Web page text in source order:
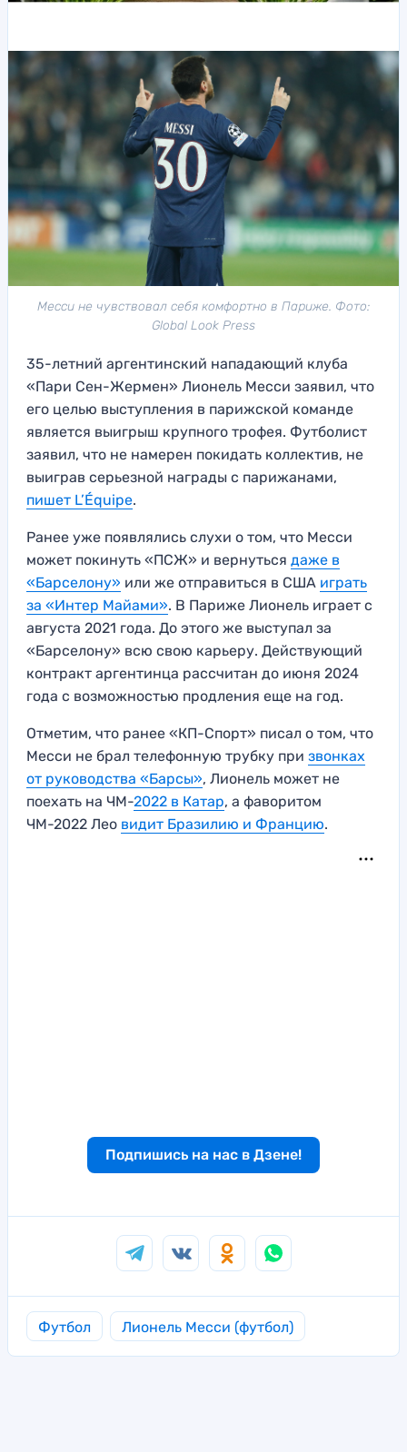
Месси не чувствовал себя комфортно в Париже. Фото:
Global Look Press
35-летний аргентинский нападающий клуба
«Пари Сен-Жермен» Лионель Месси заявил, что
его целью выступления в парижской команде
является выигрыш крупного трофея. Футболист
заявил, что не намерен покидать коллектив, не
выиграв серьезной награды с парижанами,
пишет L’Équipe.
Ранее уже появлялись слухи о том, что Месси
может покинуть «ПСЖ» и вернуться даже в
«Барселону» или же отправиться в США играть
за «Интер Майами». В Париже Лионель играет с
августа 2021 года. До этого же выступал за
«Барселону» всю свою карьеру. Действующий
контракт аргентинца рассчитан до июня 2024
года с возможностью продления еще на год.
Отметим, что ранее «КП-Спорт» писал о том, что
Месси не брал телефонную трубку при звонках
от руководства «Барсы», Лионель может не
поехать на ЧМ-2022 в Катар, а фаворитом
ЧМ-2022 Лео видит Бразилию и Францию.
Подпишись на нас в Дзене!
Футбол Лионель Месси (футбол)